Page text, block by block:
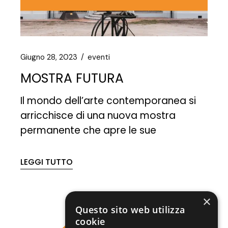
Giugno 28, 2023 eventi
MOSTRA FUTURA
Il mondo dell’arte contemporanea si
arricchisce di una nuova mostra
permanente che apre le sue
LEGGI TUTTO
×
Questo sito web utilizza
cookie